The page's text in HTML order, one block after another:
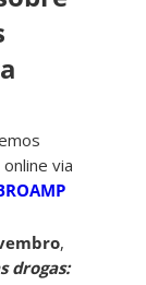
via
,
drogas: